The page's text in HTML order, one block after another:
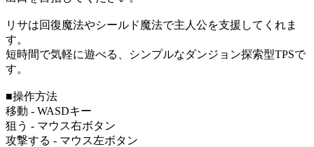
リサは回復魔法やシールド魔法で主人公を支援してくれま
す。
短時間で気軽に遊べる、シンプルなダンジョン探索型TPSで
す。
■操作方法
移動 - WASDキー
狙う - マウス右ボタン
攻撃する - マウス左ボタン